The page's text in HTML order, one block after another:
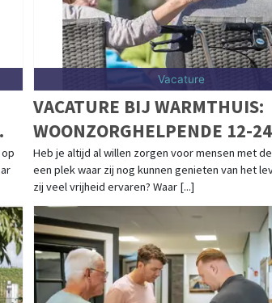
Vacature
VACATURE BIJ WARMTHUIS:
WOONZORGHELPENDE 12-
Heb je altijd al willen zorgen voor mensen met
een plek waar zij nog kunnen genieten van het
zij veel vrijheid ervaren? Waar [...]